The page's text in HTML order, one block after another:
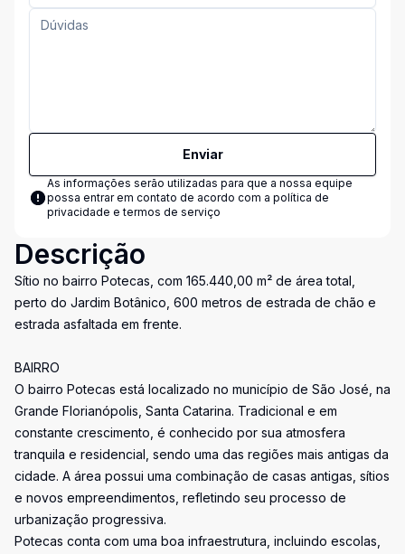
Enviar
As informações serão utilizadas para que a nossa equipe
possa entrar em contato de acordo com a política de
privacidade e termos de serviço
Descrição
Sítio no bairro Potecas, com 165.440,00 m² de área total,
perto do Jardim Botânico, 600 metros de estrada de chão e
estrada asfaltada em frente.
BAIRRO
O bairro Potecas está localizado no município de São José, na
Grande Florianópolis, Santa Catarina. Tradicional e em
constante crescimento, é conhecido por sua atmosfera
tranquila e residencial, sendo uma das regiões mais antigas da
cidade. A área possui uma combinação de casas antigas, sítios
e novos empreendimentos, refletindo seu processo de
urbanização progressiva.
Potecas conta com uma boa infraestrutura, incluindo escolas,